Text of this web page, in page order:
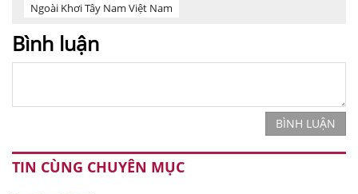
Ngoài Khơi Tây Nam Việt Nam
Bình luận
BÌNH LUẬN
TIN CÙNG CHUYÊN MỤC